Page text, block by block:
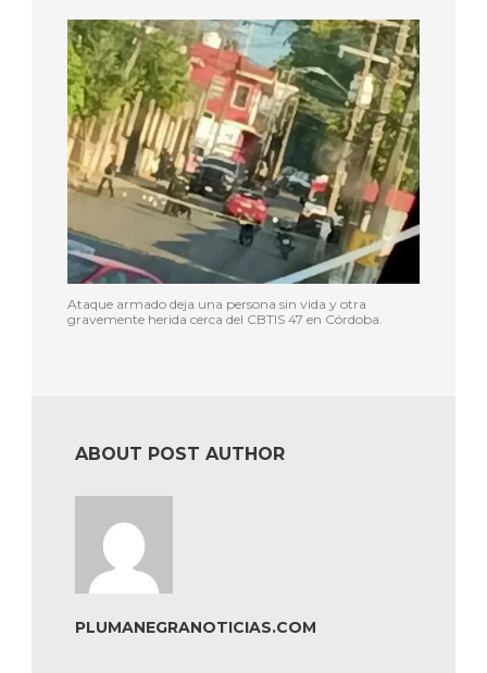
Ataque armado deja una persona sin vida y otra
gravemente herida cerca del CBTIS 47 en Córdoba.
ABOUT POST AUTHOR
PLUMANEGRANOTICIAS.COM